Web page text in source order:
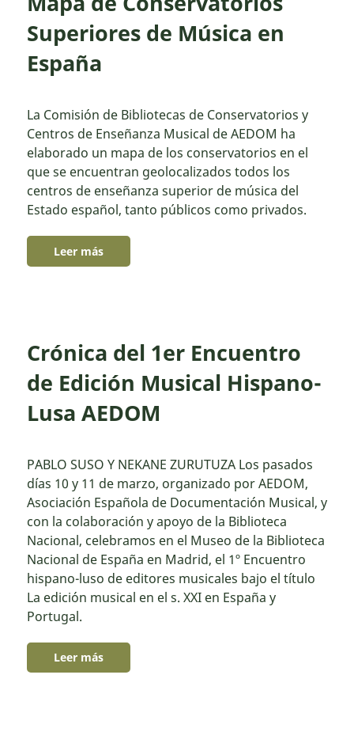
Superiores de Música en
España
La Comisión de Bibliotecas de Conservatorios y
Centros de Enseñanza Musical de AEDOM ha
elaborado un mapa de los conservatorios en el
que se encuentran geolocalizados todos los
centros de enseñanza superior de música del
Estado español, tanto públicos como privados.
Leer más
Crónica del 1er Encuentro
de Edición Musical Hispano-
Lusa AEDOM
PABLO SUSO Y NEKANE ZURUTUZA Los pasados
días 10 y 11 de marzo, organizado por AEDOM,
Asociación Española de Documentación Musical, y
con la colaboración y apoyo de la Biblioteca
Nacional, celebramos en el Museo de la Biblioteca
Nacional de España en Madrid, el 1º Encuentro
hispano-luso de editores musicales bajo el título
La edición musical en el s. XXI en España y
Portugal.
Leer más